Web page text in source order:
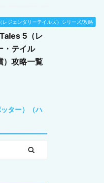
ジェンダリーテイルズ）シリーズ/攻略
5（レ
・テイル
）攻略一覧
ッター）（ハ